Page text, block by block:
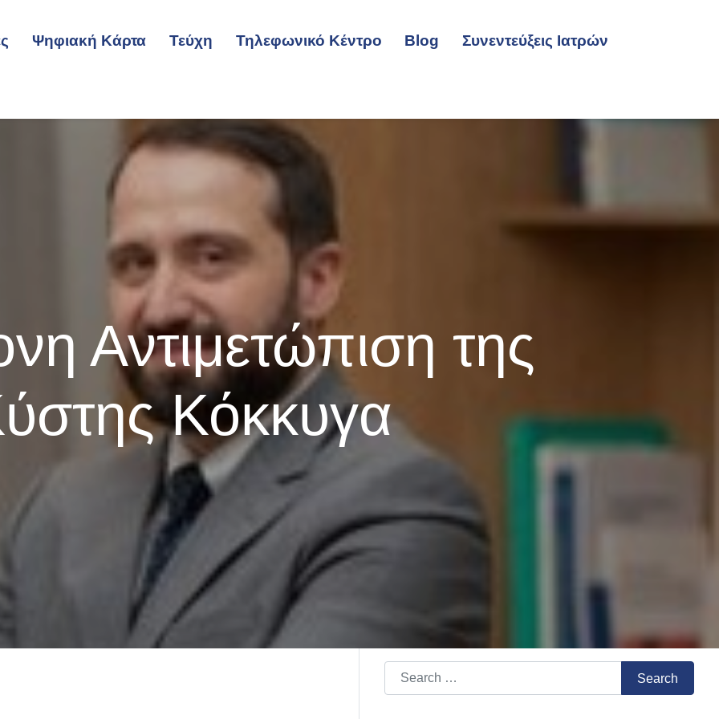
Ψηφιακή Κάρτα Τεύχη Τηλεφωνικό Κέντρο Blog Συνεντεύξεις Ιατρών
Αντιμετώπιση της
Κόκκυγα
Search for:
Search